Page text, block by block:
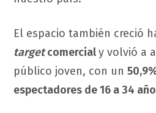
El espacio también creció
targetcomercialy volvió a
público joven, con un
espectadores de 16 a 34